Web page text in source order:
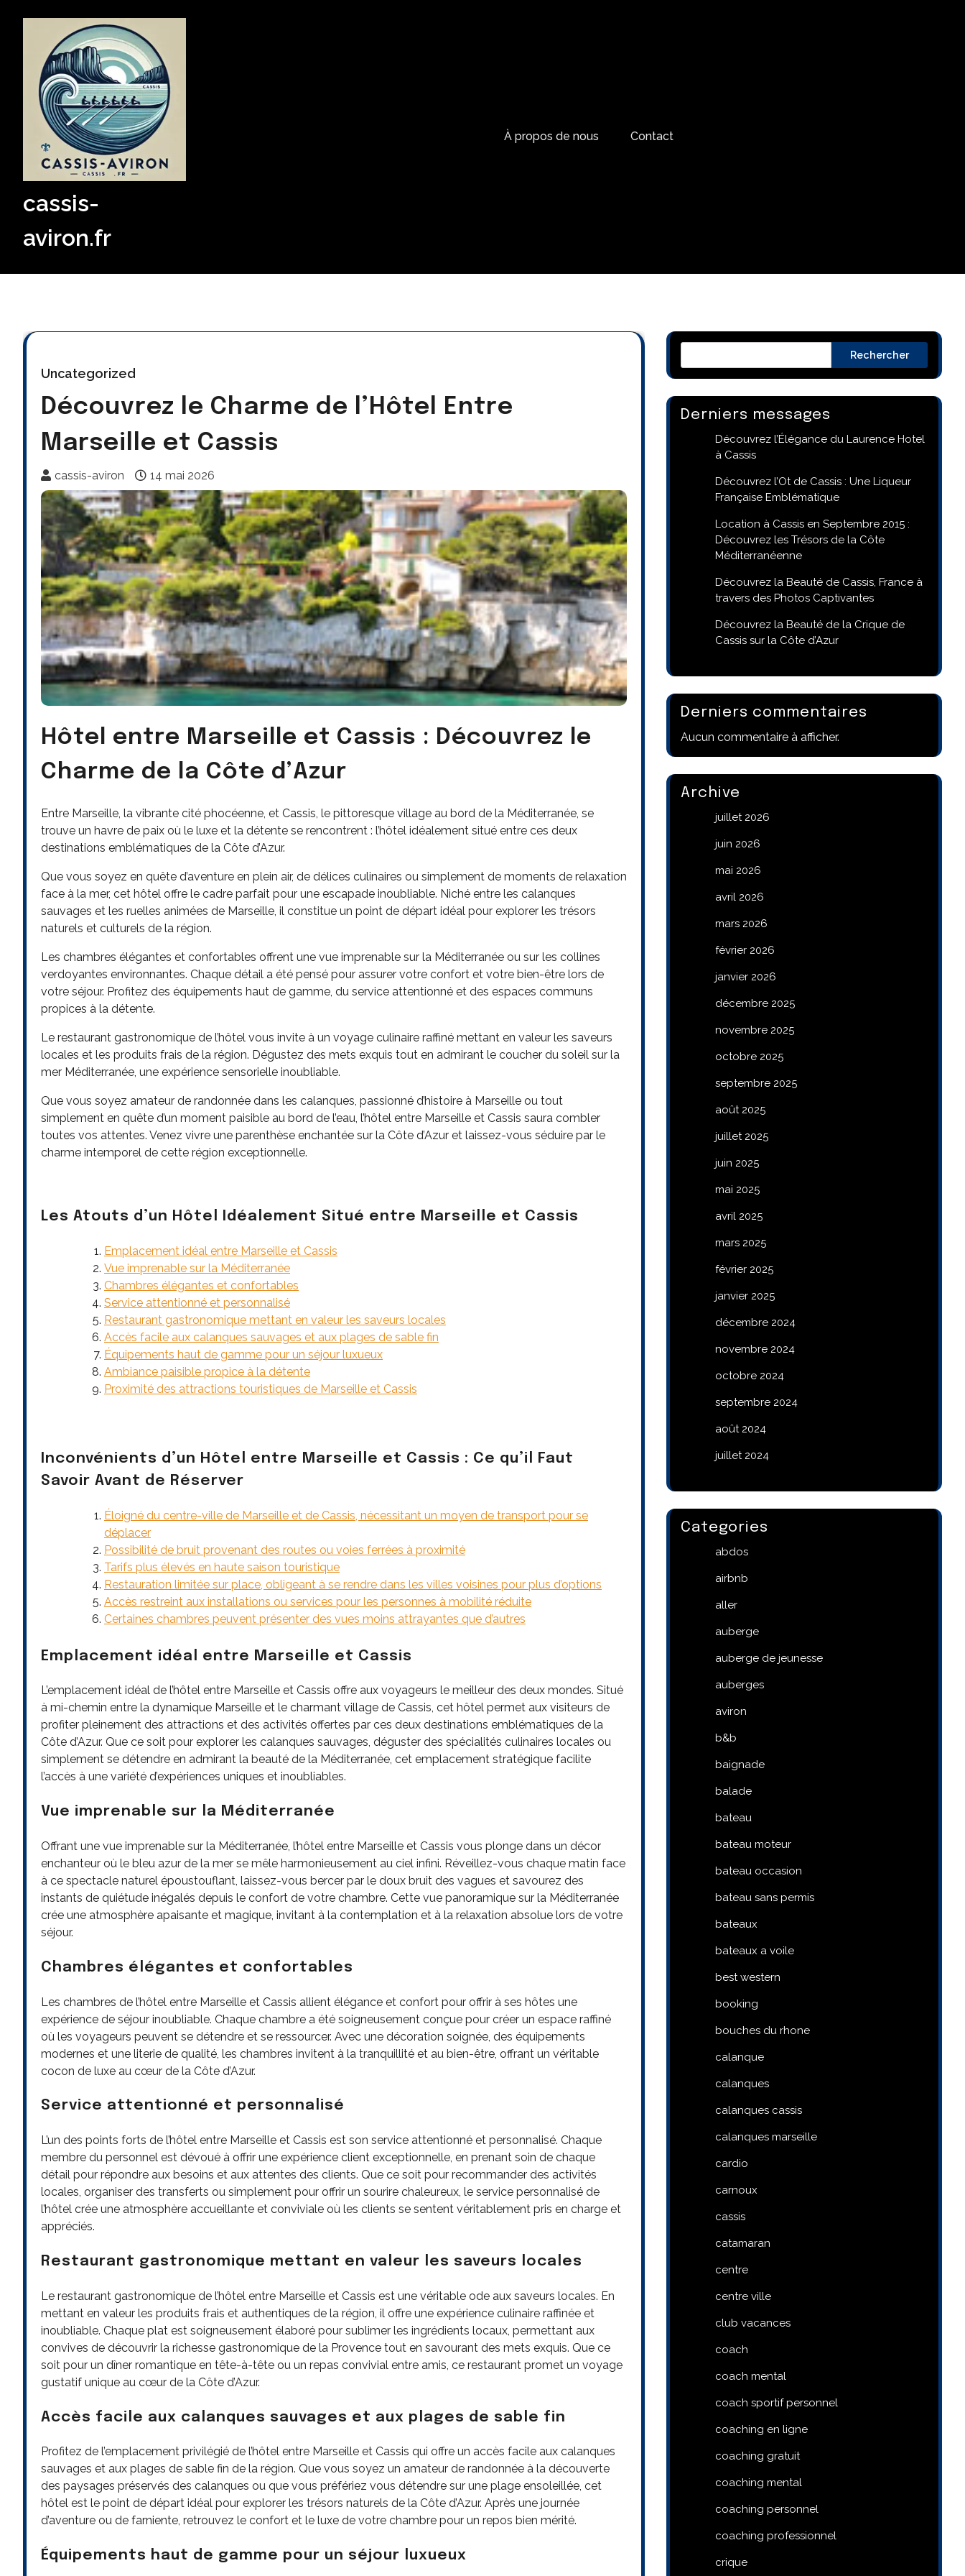
cassis-
aviron.fr
À propos de nous Contact
Uncategorized
Découvrez le Charme de l’Hôtel Entre
Marseille et Cassis
cassis-aviron 14 mai 2026
Hôtel entre Marseille et Cassis : Découvrez le
Charme de la Côte d’Azur
Entre Marseille, la vibrante cité phocéenne, et Cassis, le pittoresque village au bord de la Méditerranée, se
trouve un havre de paix où le luxe et la détente se rencontrent : l’hôtel idéalement situé entre ces deux
destinations emblématiques de la Côte d’Azur.
Que vous soyez en quête d’aventure en plein air, de délices culinaires ou simplement de moments de relaxation
face à la mer, cet hôtel offre le cadre parfait pour une escapade inoubliable. Niché entre les calanques
sauvages et les ruelles animées de Marseille, il constitue un point de départ idéal pour explorer les trésors
naturels et culturels de la région.
Les chambres élégantes et confortables offrent une vue imprenable sur la Méditerranée ou sur les collines
verdoyantes environnantes. Chaque détail a été pensé pour assurer votre confort et votre bien-être lors de
votre séjour. Profitez des équipements haut de gamme, du service attentionné et des espaces communs
propices à la détente.
Le restaurant gastronomique de l’hôtel vous invite à un voyage culinaire raffiné mettant en valeur les saveurs
locales et les produits frais de la région. Dégustez des mets exquis tout en admirant le coucher du soleil sur la
mer Méditerranée, une expérience sensorielle inoubliable.
Que vous soyez amateur de randonnée dans les calanques, passionné d’histoire à Marseille ou tout
simplement en quête d’un moment paisible au bord de l’eau, l’hôtel entre Marseille et Cassis saura combler
toutes vos attentes. Venez vivre une parenthèse enchantée sur la Côte d’Azur et laissez-vous séduire par le
charme intemporel de cette région exceptionnelle.
Les Atouts d’un Hôtel Idéalement Situé entre Marseille et Cassis
Emplacement idéal entre Marseille et Cassis
Vue imprenable sur la Méditerranée
Chambres élégantes et confortables
Service attentionné et personnalisé
Restaurant gastronomique mettant en valeur les saveurs locales
Accès facile aux calanques sauvages et aux plages de sable fin
Équipements haut de gamme pour un séjour luxueux
Ambiance paisible propice à la détente
Proximité des attractions touristiques de Marseille et Cassis
Inconvénients d’un Hôtel entre Marseille et Cassis : Ce qu’il Faut
Savoir Avant de Réserver
Éloigné du centre-ville de Marseille et de Cassis, nécessitant un moyen de transport pour se
déplacer
Possibilité de bruit provenant des routes ou voies ferrées à proximité
Tarifs plus élevés en haute saison touristique
Restauration limitée sur place, obligeant à se rendre dans les villes voisines pour plus d’options
Accès restreint aux installations ou services pour les personnes à mobilité réduite
Certaines chambres peuvent présenter des vues moins attrayantes que d’autres
Emplacement idéal entre Marseille et Cassis
L’emplacement idéal de l’hôtel entre Marseille et Cassis offre aux voyageurs le meilleur des deux mondes. Situé
à mi-chemin entre la dynamique Marseille et le charmant village de Cassis, cet hôtel permet aux visiteurs de
profiter pleinement des attractions et des activités offertes par ces deux destinations emblématiques de la
Côte d’Azur. Que ce soit pour explorer les calanques sauvages, déguster des spécialités culinaires locales ou
simplement se détendre en admirant la beauté de la Méditerranée, cet emplacement stratégique facilite
l’accès à une variété d’expériences uniques et inoubliables.
Vue imprenable sur la Méditerranée
Offrant une vue imprenable sur la Méditerranée, l’hôtel entre Marseille et Cassis vous plonge dans un décor
enchanteur où le bleu azur de la mer se mêle harmonieusement au ciel infini. Réveillez-vous chaque matin face
à ce spectacle naturel époustouflant, laissez-vous bercer par le doux bruit des vagues et savourez des
instants de quiétude inégalés depuis le confort de votre chambre. Cette vue panoramique sur la Méditerranée
crée une atmosphère apaisante et magique, invitant à la contemplation et à la relaxation absolue lors de votre
séjour.
Chambres élégantes et confortables
Les chambres de l’hôtel entre Marseille et Cassis allient élégance et confort pour offrir à ses hôtes une
expérience de séjour inoubliable. Chaque chambre a été soigneusement conçue pour créer un espace raffiné
où les voyageurs peuvent se détendre et se ressourcer. Avec une décoration soignée, des équipements
modernes et une literie de qualité, les chambres invitent à la tranquillité et au bien-être, offrant un véritable
cocon de luxe au cœur de la Côte d’Azur.
Service attentionné et personnalisé
L’un des points forts de l’hôtel entre Marseille et Cassis est son service attentionné et personnalisé. Chaque
membre du personnel est dévoué à offrir une expérience client exceptionnelle, en prenant soin de chaque
détail pour répondre aux besoins et aux attentes des clients. Que ce soit pour recommander des activités
locales, organiser des transferts ou simplement pour offrir un sourire chaleureux, le service personnalisé de
l’hôtel crée une atmosphère accueillante et conviviale où les clients se sentent véritablement pris en charge et
appréciés.
Restaurant gastronomique mettant en valeur les saveurs locales
Le restaurant gastronomique de l’hôtel entre Marseille et Cassis est une véritable ode aux saveurs locales. En
mettant en valeur les produits frais et authentiques de la région, il offre une expérience culinaire raffinée et
inoubliable. Chaque plat est soigneusement élaboré pour sublimer les ingrédients locaux, permettant aux
convives de découvrir la richesse gastronomique de la Provence tout en savourant des mets exquis. Que ce
soit pour un dîner romantique en tête-à-tête ou un repas convivial entre amis, ce restaurant promet un voyage
gustatif unique au cœur de la Côte d’Azur.
Accès facile aux calanques sauvages et aux plages de sable fin
Profitez de l’emplacement privilégié de l’hôtel entre Marseille et Cassis qui offre un accès facile aux calanques
sauvages et aux plages de sable fin de la région. Que vous soyez un amateur de randonnée à la découverte
des paysages préservés des calanques ou que vous préfériez vous détendre sur une plage ensoleillée, cet
hôtel est le point de départ idéal pour explorer les trésors naturels de la Côte d’Azur. Après une journée
d’aventure ou de farniente, retrouvez le confort et le luxe de votre chambre pour un repos bien mérité.
Équipements haut de gamme pour un séjour luxueux
Rechercher
Derniers messages
Découvrez l’Élégance du Laurence Hotel
à Cassis
Découvrez l’Ot de Cassis : Une Liqueur
Française Emblématique
Location à Cassis en Septembre 2015 :
Découvrez les Trésors de la Côte
Méditerranéenne
Découvrez la Beauté de Cassis, France à
travers des Photos Captivantes
Découvrez la Beauté de la Crique de
Cassis sur la Côte d’Azur
Derniers commentaires
Aucun commentaire à afficher.
Archive
juillet 2026
juin 2026
mai 2026
avril 2026
mars 2026
février 2026
janvier 2026
décembre 2025
novembre 2025
octobre 2025
septembre 2025
août 2025
juillet 2025
juin 2025
mai 2025
avril 2025
mars 2025
février 2025
janvier 2025
décembre 2024
novembre 2024
octobre 2024
septembre 2024
août 2024
juillet 2024
Categories
abdos
airbnb
aller
auberge
auberge de jeunesse
auberges
aviron
b&b
baignade
balade
bateau
bateau moteur
bateau occasion
bateau sans permis
bateaux
bateaux a voile
best western
booking
bouches du rhone
calanque
calanques
calanques cassis
calanques marseille
cardio
carnoux
cassis
catamaran
centre
centre ville
club vacances
coach
coach mental
coach sportif personnel
coaching en ligne
coaching gratuit
coaching mental
coaching personnel
coaching professionnel
crique